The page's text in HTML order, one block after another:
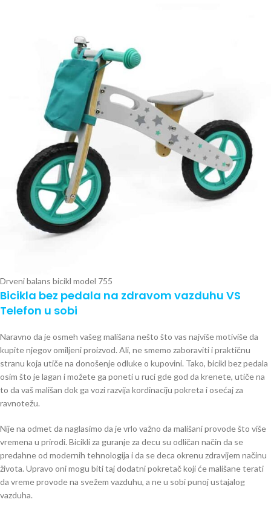
Drveni balans bicikl model 755
Bicikla bez pedala na zdravom vazduhu VS
Telefon u sobi
Naravno da je osmeh vašeg mališana nešto što vas najviše motiviše da
kupite njegov omiljeni proizvod. Ali, ne smemo zaboraviti i praktičnu
stranu koja utiče na donošenje odluke o kupovini. Tako, bicikl bez pedala
osim što je lagan i možete ga poneti u ruci gde god da krenete, utiče na
to da vaš mališan dok ga vozi razvija kordinaciju pokreta i osećaj za
ravnotežu.
Nije na odmet da naglasimo da je vrlo važno da mališani provode što više
vremena u prirodi. Bicikli za guranje za decu su odličan način da se
predahne od modernih tehnologija i da se deca okrenu zdravijem načinu
života. Upravo oni mogu biti taj dodatni pokretač koji će mališane terati
da vreme provode na svežem vazduhu, a ne u sobi punoj ustajalog
vazduha.